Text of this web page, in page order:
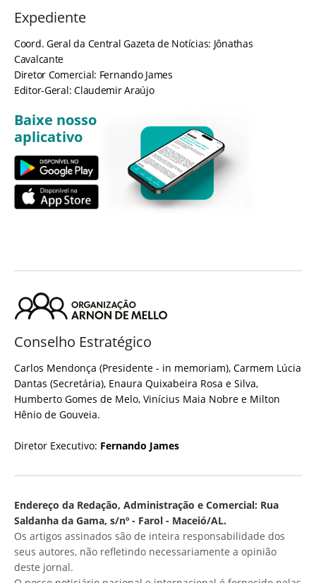
Expediente
Coord. Geral da Central Gazeta de Notícias: Jônathas
Cavalcante
Diretor Comercial: Fernando James
Editor-Geral: Claudemir Araújo
Baixe nosso
aplicativo
Conselho Estratégico
Carlos Mendonça (Presidente - in memoriam), Carmem Lúcia
Dantas (Secretária), Enaura Quixabeira Rosa e Silva,
Humberto Gomes de Melo, Vinícius Maia Nobre e Milton
Hênio de Gouveia.
Diretor Executivo: Fernando James
Endereço da Redação, Administração e Comercial: Rua
Saldanha da Gama, s/nº - Farol - Maceió/AL.
Os artigos assinados são de inteira responsabilidade dos
seus autores, não refletindo necessariamente a opinião
deste jornal.